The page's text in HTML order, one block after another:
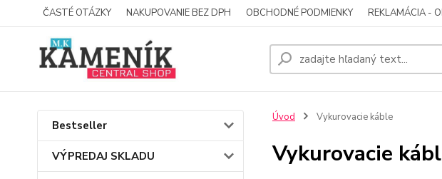
ČASTÉ OTÁZKY NAKUPOVANIE BEZ DPH OBCHODNÉ PODMIENKY REKLAMÁCIA -
Bestseller
VÝPREDAJ SKLADU
Úvod Vykurovacie káble
Vykurovacie